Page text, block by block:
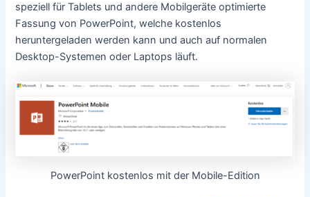
speziell für Tablets und andere Mobilgeräte optimierte
Fassung von PowerPoint, welche kostenlos
heruntergeladen werden kann und auch auf normalen
Desktop-Systemen oder Laptops läuft.
PowerPoint kostenlos mit der Mobile-Edition